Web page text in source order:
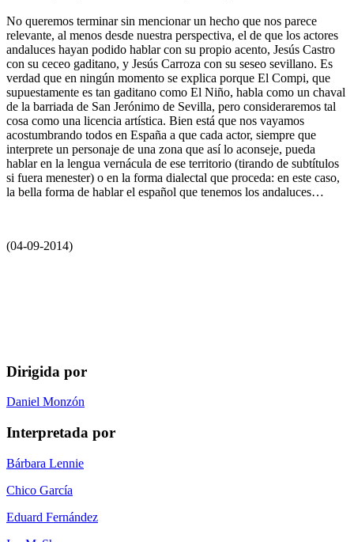
No queremos terminar sin mencionar un hecho que nos parece
relevante, al menos desde nuestra perspectiva, el de que los actores
andaluces hayan podido hablar con su propio acento, Jesús Castro
con su ceceo gaditano, y Jesús Carroza con su seseo sevillano. Es
verdad que en ningún momento se explica porque El Compi, que
supuestamente es tan gaditano como El Niño, habla como un chaval
de la barriada de San Jerónimo de Sevilla, pero consideraremos tal
cosa como una licencia artística. Bien está que nos vayamos
acostumbrando todos en España a que cada actor, siempre que
interprete un personaje de una zona que así lo aconseje, pueda
hablar en la lengua vernácula de ese territorio (tirando de subtítulos
si fuera menester) o en la forma dialectal que proceda: en este caso,
la bella forma de hablar el español que tenemos los andaluces…
(04-09-2014)
Dirigida por
Daniel Monzón
Interpretada por
Bárbara Lennie
Chico García
Eduard Fernández